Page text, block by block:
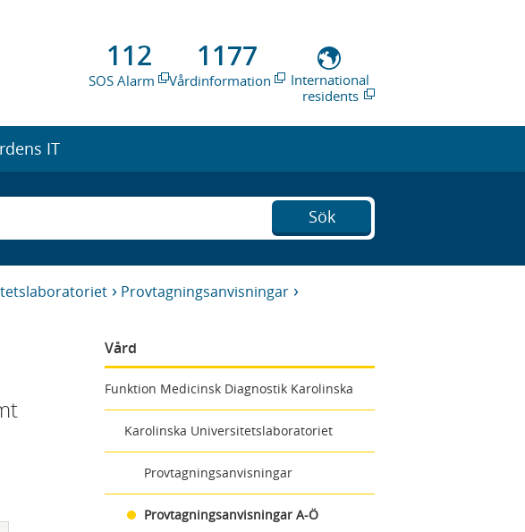
112
SOS Alarm
1177
Vårdinformation
International
residents
IT
Sök
Provtagningsanvisningar
Vård
Funktion Medicinsk Diagnostik Karolinska
Karolinska Universitetslaboratoriet
Provtagningsanvisningar
Provtagningsanvisningar A-Ö